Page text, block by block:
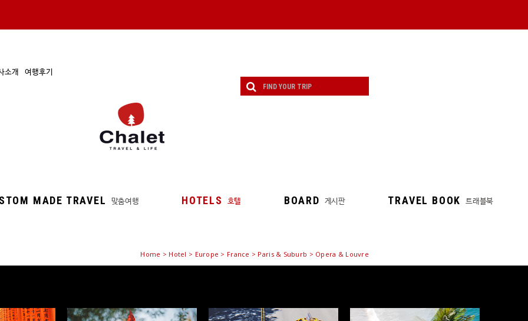
소개 여행후기
MADE TRAVEL 맞춤여행 HOTELS 호텔 BOARD 게시판 TRAVEL BOOK 트래블북
Home > Hotel > Europe > France > Paris & Suburb > Opera & Louvre